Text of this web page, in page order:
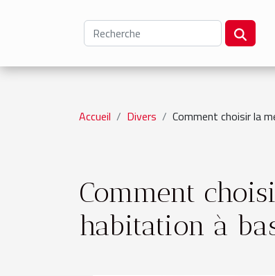
Accueil Divers Comment choisir la
Comment
habitation à